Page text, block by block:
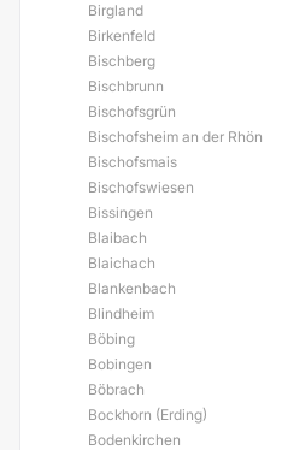
Birgland
Birkenfeld
Bischberg
Bischbrunn
Bischofsgrün
Bischofsheim an der Rhön
Bischofsmais
Bischofswiesen
Bissingen
Blaibach
Blaichach
Blankenbach
Blindheim
Böbing
Bobingen
Böbrach
Bockhorn (Erding)
Bodenkirchen